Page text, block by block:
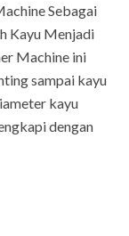
Sebagai
Kayu Menjadi
Machine ini
sampai kayu
kayu
dengan